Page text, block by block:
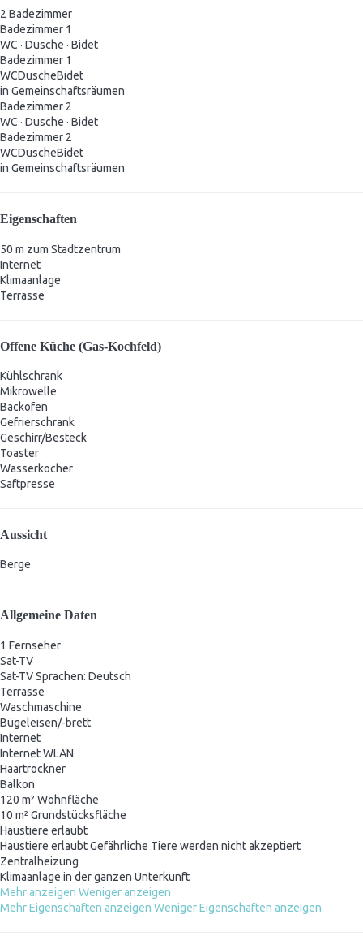
2 Badezimmer
Badezimmer 1
WC · Dusche · Bidet
Badezimmer 1
WCDuscheBidet
in Gemeinschaftsräumen
Badezimmer 2
WC · Dusche · Bidet
Badezimmer 2
WCDuscheBidet
in Gemeinschaftsräumen
Eigenschaften
50 m zum Stadtzentrum
Internet
Klimaanlage
Terrasse
Offene Küche (Gas-Kochfeld)
Kühlschrank
Mikrowelle
Backofen
Gefrierschrank
Geschirr/Besteck
Toaster
Wasserkocher
Saftpresse
Aussicht
Berge
Allgemeine Daten
1 Fernseher
Sat-TV
Sat-TVSprachen: Deutsch
Terrasse
Waschmaschine
Bügeleisen/-brett
Internet
InternetWLAN
Haartrockner
Balkon
120 m² Wohnfläche
10 m² Grundstücksfläche
Haustiere erlaubt
Haustiere erlaubtGefährliche Tiere werden nicht akzeptiert
Zentralheizung
Klimaanlage in der ganzen Unterkunft
Mehr anzeigen Weniger anzeigen
Mehr Eigenschaften anzeigen Weniger Eigenschaften anzeigen